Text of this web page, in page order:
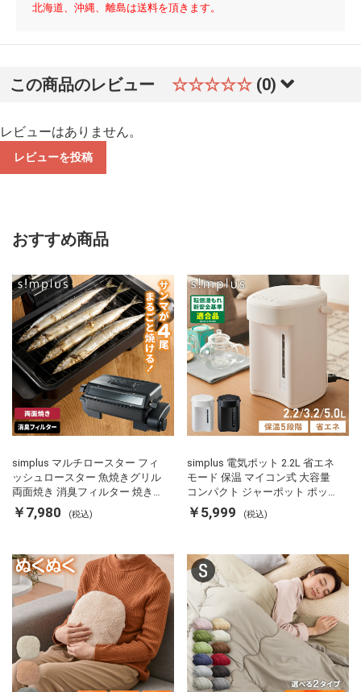
北海道、沖縄、離島は送料を頂きます。
この商品のレビュー ☆☆☆☆☆ (0)
レビューはありません。
レビューを投稿
おすすめ商品
simplus マルチロースター フィ
ッシュロースター 魚焼きグリル
両面焼き 消臭フィルター 焼き魚
両面ヒーター タイマー付き SP-
FRS01 マットブラック シンプラ
￥7,980 (税込)
simplus 電気ポット 2.2L 省エネ
モード 保温 マイコン式 大容量
コンパクト ジャーポット ポット
カルキ抜き 空焚き防止 温度調節
軽量 SP-PD22 シンプラス
￥5,999 (税込)